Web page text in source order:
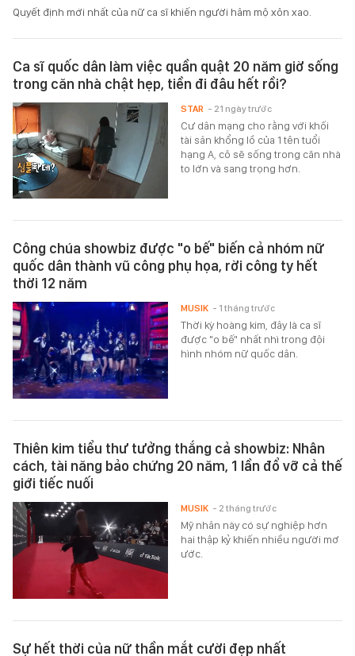
Quyết định mới nhất của nữ ca sĩ khiến người hâm mộ xôn xao.
Ca sĩ quốc dân làm việc quần quật 20 năm giờ sống
trong căn nhà chật hẹp, tiền đi đâu hết rồi?
Cư dân mạng cho rằng với khối
tài sản khổng lồ của 1 tên tuổi
hạng A, cô sẽ sống trong căn nhà
to lớn và sang trọng hơn.
STAR - 21 ngày trước
Công chúa showbiz được "o bế" biến cả nhóm nữ
quốc dân thành vũ công phụ họa, rời công ty hết
thời 12 năm
Thời kỳ hoàng kim, đây là ca sĩ
được "o bế" nhất nhì trong đội
hình nhóm nữ quốc dân.
MUSIK - 1 tháng trước
Thiên kim tiểu thư tưởng thắng cả showbiz: Nhân
cách, tài năng bảo chứng 20 năm, 1 lần đổ vỡ cả thế
giới tiếc nuối
Mỹ nhân này có sự nghiệp hơn
hai thập kỷ khiến nhiều người mơ
ước.
MUSIK - 2 tháng trước
Sự hết thời của nữ thần mắt cười đẹp nhất